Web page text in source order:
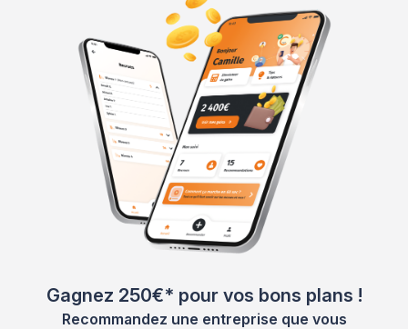
Gagnez 250€* pour vos bons plans !
Recommandez une entreprise que vous